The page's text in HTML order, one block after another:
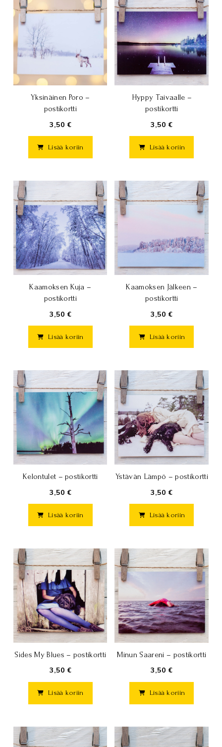
Yksinäinen Poro –
postikortti
3,50 €
Lisää koriin
Hyppy Taivaalle –
postikortti
3,50 €
Lisää koriin
Kaamoksen Kuja –
postikortti
3,50 €
Lisää koriin
Kaamoksen Jälkeen –
postikortti
3,50 €
Lisää koriin
Kelontulet – postikortti
3,50 €
Lisää koriin
Ystävän Lämpö – postikortti
3,50 €
Lisää koriin
Sides My Blues – postikortti
3,50 €
Lisää koriin
Minun Saareni – postikortti
3,50 €
Lisää koriin